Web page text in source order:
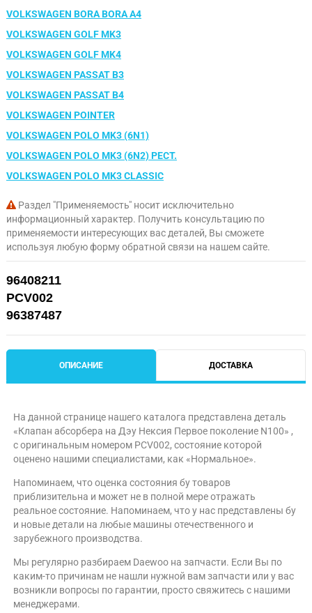
VOLKSWAGEN BORA BORA A4
VOLKSWAGEN GOLF MK3
VOLKSWAGEN GOLF MK4
VOLKSWAGEN PASSAT B3
VOLKSWAGEN PASSAT B4
VOLKSWAGEN POINTER
VOLKSWAGEN POLO MK3 (6N1)
VOLKSWAGEN POLO MK3 (6N2) РЕСТ.
VOLKSWAGEN POLO MK3 CLASSIC
Раздел "Применяемость" носит исключительно
информационный характер. Получить консультацию по
применяемости интересующих вас деталей, Вы сможете
используя любую форму обратной связи на нашем сайте.
96408211
PCV002
96387487
ОПИСАНИЕ ДОСТАВКА
На данной странице нашего каталога представлена деталь
«Клапан абсорбера на Дэу Нексия Первое поколение N100» ,
с оригинальным номером PCV002, состояние которой
оценено нашими специалистами, как «Нормальное».
Напоминаем, что оценка состояния бу товаров
приблизительна и может не в полной мере отражать
реальное состояние. Напоминаем, что у нас представлены бу
и новые детали на любые машины отечественного и
зарубежного производства.
Мы регулярно разбираем Daewoo на запчасти. Если Вы по
каким-то причинам не нашли нужной вам запчасти или у вас
возникли вопросы по гарантии, просто свяжитесь с нашими
менеджерами.